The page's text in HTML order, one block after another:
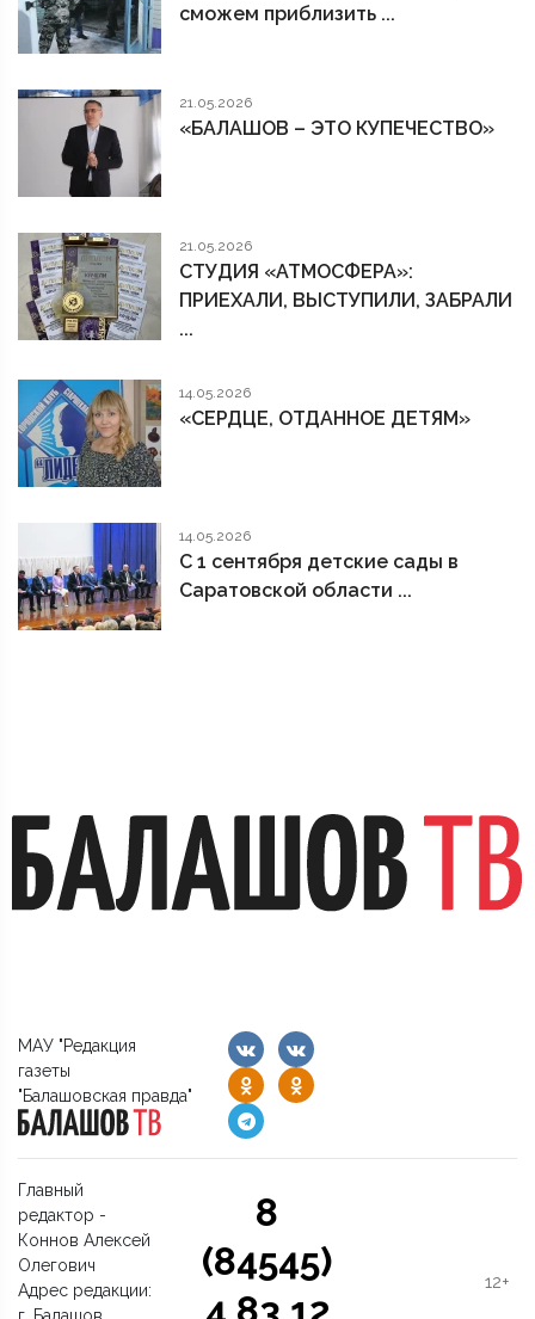
сможем приблизить ...
21.05.2026
«БАЛАШОВ – ЭТО КУПЕЧЕСТВО»
21.05.2026
СТУДИЯ «АТМОСФЕРА»:
ПРИЕХАЛИ, ВЫСТУПИЛИ, ЗАБРАЛИ
...
14.05.2026
«СЕРДЦЕ, ОТДАННОЕ ДЕТЯМ»
14.05.2026
С 1 сентября детские сады в
Саратовской области ...
МАУ "Редакция
газеты
"Балашовская правда"
Главный
редактор -
Коннов Алексей
Олегович
Адрес редакции:
8
(84545)
12+